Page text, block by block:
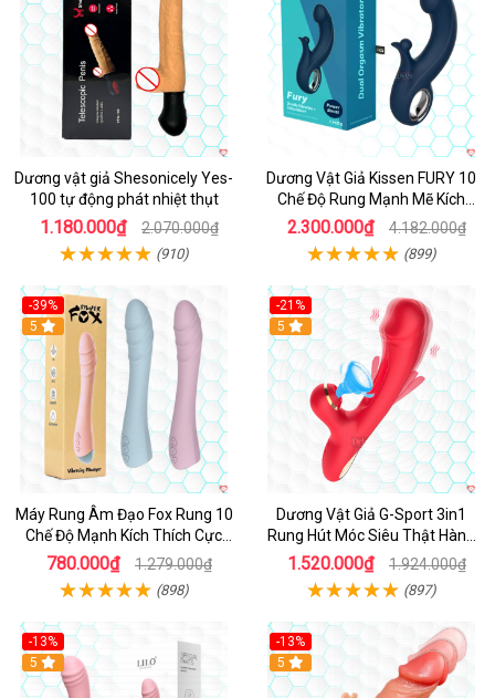
Dương vật giả Shesonicely Yes-
100 tự động phát nhiệt thụt
1.180.000₫ 2.070.000₫
(910)
Dương Vật Giả Kissen FURY 10
Chế Độ Rung Mạnh Mẽ Kích
Thích
2.300.000₫ 4.182.000₫
(899)
-39%
Hot
5
Máy Rung Âm Đạo Fox Rung 10
Chế Độ Mạnh Kích Thích Cực
Sướng
780.000₫ 1.279.000₫
(898)
-21%
Hot
5
Dương Vật Giả G-Sport 3in1
Rung Hút Móc Siêu Thật Hàng
Hot
1.520.000₫ 1.924.000₫
(897)
-13%
Hot
5
-13%
Hot
5